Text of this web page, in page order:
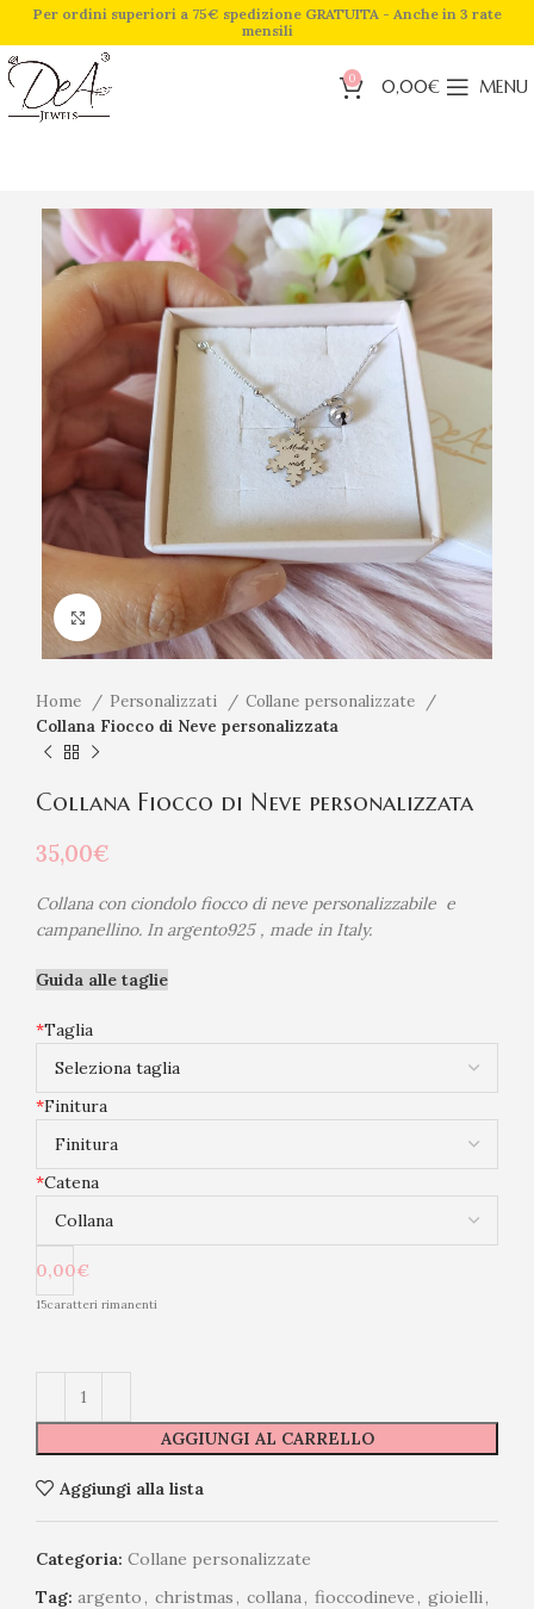
Per ordini superiori a 75€ spedizione GRATUITA - Anche in 3 rate
mensili
0 0,00€ MENU
Click to enlarge
Home Personalizzati
Collane personalizzate
Collana Fiocco di Neve personalizzata
Collana Fiocco di Neve personalizzata
35,00€
Collana con ciondolo fiocco di neve personalizzabile e
campanellino. In argento925 , made in Italy.
Guida alle taglie
*Taglia
*Finitura
*Catena
0,00€
15caratteri rimanenti
AGGIUNGI AL CARRELLO
Aggiungi alla lista
Categoria: Collane personalizzate
Tag: argento, christmas, collana, fioccodineve, gioielli,